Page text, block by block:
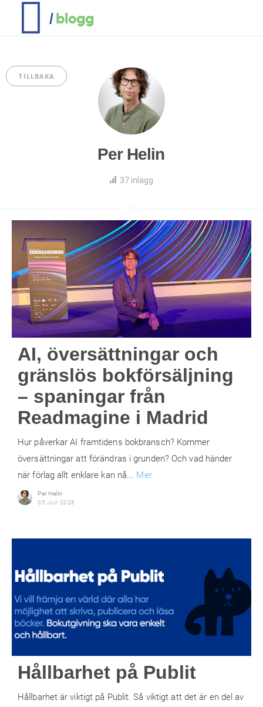
/blogg
TILLBAKA
Per Helin
37 inlägg
AI, översättningar och
gränslös bokförsäljning
– spaningar från
Readmagine i Madrid
Hur påverkar AI framtidens bokbransch? Kommer
översättningar att förändras i grunden? Och vad händer
när förlag allt enklare kan nå...
Mer
Per Helin
03 Jun 2026
Hållbarhet på Publit
Hållbarhet är viktigt på Publit. Så viktigt att det är en del av